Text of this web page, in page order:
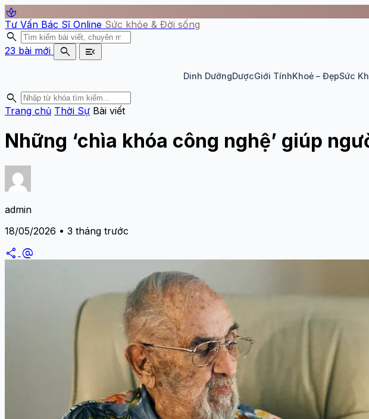
spa
Tư Vấn Bác Sĩ Online Sức khỏe & Đời sống
search
23 bài mới search menu_open
Dinh DưỡngDượcGiới TínhKhoẻ – ĐẹpSức
search
Trang chủ Thời Sự Bài viết
Những ‘chìa khóa công nghệ’ giúp
admin
18/05/2026 • 3 tháng trước
share alternate_email